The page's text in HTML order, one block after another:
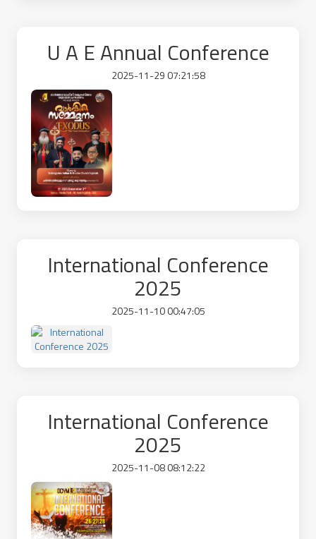
U A E Annual Conference
2025-11-29 07:21:58
International Conference
2025
2025-11-10 00:47:05
International Conference
2025
2025-11-08 08:12:22